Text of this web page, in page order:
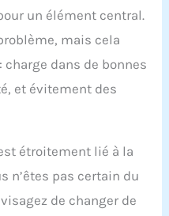
un élément central.
mais cela
charge dans de bonnes
et évitement des
étroitement lié à la
n’êtes pas certain du
de changer de